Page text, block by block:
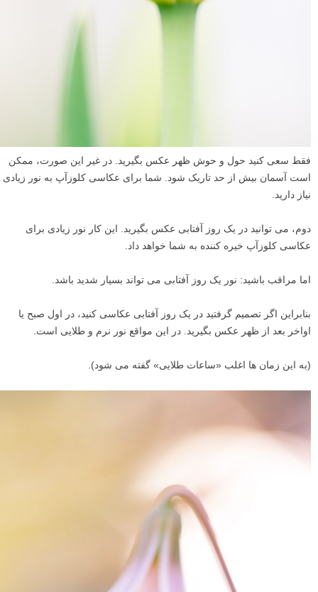
فقط سعی کنید حول و حوش ظهر عکس بگیرید. در غیر این صورت، ممکن
است آسمان بیش از حد تاریک شود. شما برای عکاسی کلوزآپ به نور زیادی
نیاز دارید.
دوم، می توانید در یک روز آفتابی عکس بگیرید. این کار نور زیادی برای
عکاسی کلوزآپ خیره کننده به شما خواهد داد.
اما مراقب باشید: نور یک روز آفتابی می تواند بسیار شدید باشد.
بنابراین اگر تصمیم گرفتید در یک روز آفتابی عکاسی کنید، در اول صبح یا
اواخر بعد از ظهر عکس بگیرید. در این مواقع نور نرم و طلایی است.
(به این زمان ها اغلب «ساعات طلایی» گفته می شود).